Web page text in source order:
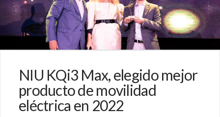
NIU KQi3 Max, elegido mejor
producto de movilidad
eléctrica en 2022